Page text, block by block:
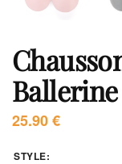
Ballerine
25.90€
STYLE: